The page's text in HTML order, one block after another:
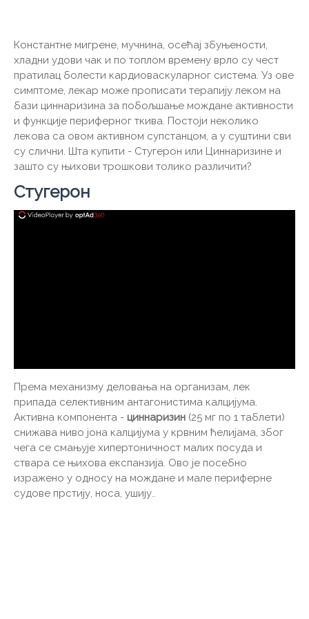
Константне мигрене, мучнина, осећај збуњености,
хладни удови чак и по топлом времену врло су чест
пратилац болести кардиоваскуларног система. Уз ове
симптоме, лекар може прописати терапију леком на
бази циннаризина за побољшање мождане активности
и функције периферног ткива. Постоји неколико
лекова са овом активном супстанцом, а у суштини сви
су слични. Шта купити - Стугерон или Циннаризине и
зашто су њихови трошкови толико различити?
Стугерон
Према механизму деловања на организам, лек
припада селективним антагонистима калцијума.
Активна компонента - циннаризин (25 мг по 1 таблети)
снижава ниво јона калцијума у ​​крвним ћелијама, због
чега се смањује хипертоничност малих посуда и
ствара се њихова експанзија. Ово је посебно
изражено у односу на мождане и мале периферне
судове прстију, носа, ушију..